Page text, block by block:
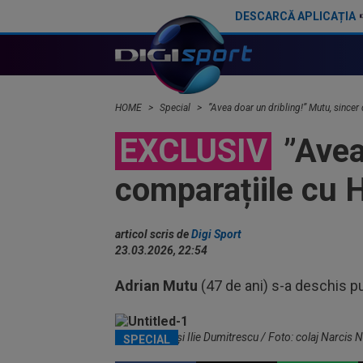
DESCARCĂ APLICAȚIA
HOME Special ”Avea doar un dribling!” Mutu,
EXCLUSIV
comparațiile cu
articol scris deDigi Sport
23.03.2026, 22:54
Adrian Mutu (47 de ani) s-a deschis
SPECIAL
Adrian Mutu și Ilie Dumitrescu / Foto: colaj Narcis